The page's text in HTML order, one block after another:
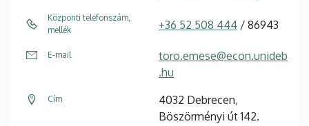
Központi telefonszám,
mellék
+36 52 508 444 / 86943
E-mail
toro.emese@econ.unideb
.hu
Cím
4032 Debrecen,
Böszörményi út 142.